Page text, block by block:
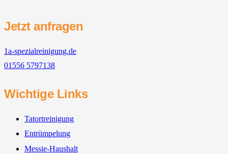
Jetzt anfragen
1a-spezialreinigung.de
01556 5797138
Wichtige Links
Tatortreinigung
Entrümpelung
Messie-Haushalt